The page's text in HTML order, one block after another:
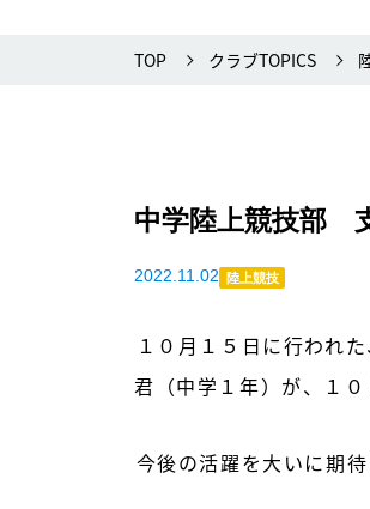
TOP クラブTOPICS
中学陸上競技部
2022.11.02 陸上競技
１０月１５日に行われ
君（中学１年）が、１
今後の活躍を大いに期待